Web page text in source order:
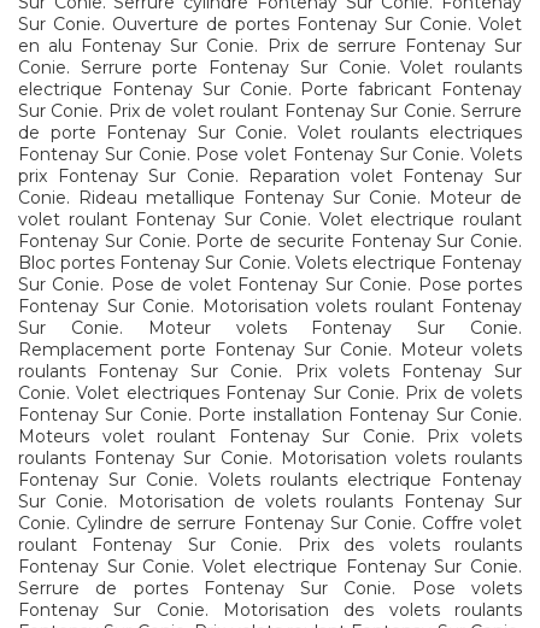
Sur Conie. Ouverture de portes Fontenay Sur Conie. Volet
en alu Fontenay Sur Conie. Prix de serrure Fontenay Sur
Conie. Serrure porte Fontenay Sur Conie. Volet roulants
electrique Fontenay Sur Conie. Porte fabricant Fontenay
Sur Conie. Prix de volet roulant Fontenay Sur Conie. Serrure
de porte Fontenay Sur Conie. Volet roulants electriques
Fontenay Sur Conie. Pose volet Fontenay Sur Conie. Volets
prix Fontenay Sur Conie. Reparation volet Fontenay Sur
Conie. Rideau metallique Fontenay Sur Conie. Moteur de
volet roulant Fontenay Sur Conie. Volet electrique roulant
Fontenay Sur Conie. Porte de securite Fontenay Sur Conie.
Bloc portes Fontenay Sur Conie. Volets electrique Fontenay
Sur Conie. Pose de volet Fontenay Sur Conie. Pose portes
Fontenay Sur Conie. Motorisation volets roulant Fontenay
Sur Conie. Moteur volets Fontenay Sur Conie.
Remplacement porte Fontenay Sur Conie. Moteur volets
roulants Fontenay Sur Conie. Prix volets Fontenay Sur
Conie. Volet electriques Fontenay Sur Conie. Prix de volets
Fontenay Sur Conie. Porte installation Fontenay Sur Conie.
Moteurs volet roulant Fontenay Sur Conie. Prix volets
roulants Fontenay Sur Conie. Motorisation volets roulants
Fontenay Sur Conie. Volets roulants electrique Fontenay
Sur Conie. Motorisation de volets roulants Fontenay Sur
Conie. Cylindre de serrure Fontenay Sur Conie. Coffre volet
roulant Fontenay Sur Conie. Prix des volets roulants
Fontenay Sur Conie. Volet electrique Fontenay Sur Conie.
Serrure de portes Fontenay Sur Conie. Pose volets
Fontenay Sur Conie. Motorisation des volets roulants